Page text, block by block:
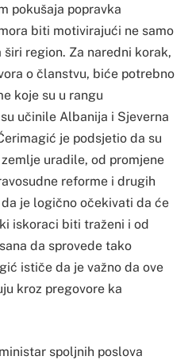
pokušaja popravka
biti motivirajući ne samo
region. Za naredni korak,
o članstvu, biće potrebno
koje su u rangu
učinile Albanija i Sjeverna
je podsjetio da su
uradile, od promjene
reforme i drugih
je logično očekivati da će
iskoraci biti traženi i od
da sprovede tako
ističe da je važno da ove
kroz pregovore ka
spoljnih poslova